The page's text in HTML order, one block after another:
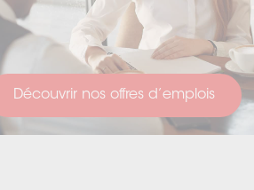
Découvrir nos offres d’emplois